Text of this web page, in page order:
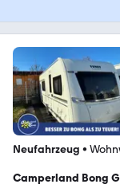
Neufahrzeug •
Camperland Bong